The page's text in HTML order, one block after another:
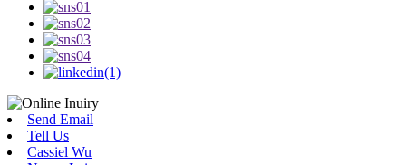
Send Email
Tell Us
Cassiel Wu